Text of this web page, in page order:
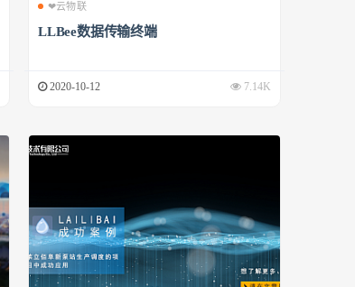
❤云物联
LLBee数据传输终端
2020-10-12 7.14K